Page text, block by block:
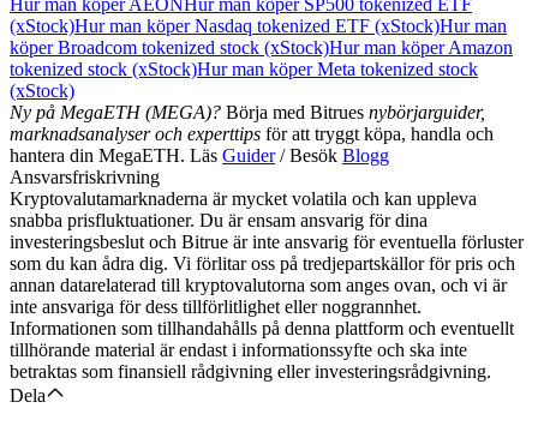
(xStock)Hur man köper Nasdaq tokenized ETF (xStock)Hur man
köper Broadcom tokenized stock (xStock)Hur man köper Amazon
tokenized stock (xStock)Hur man köper Meta tokenized stock
(xStock)
Ny på MegaETH (MEGA)? Börja med Bitrues nybörjarguider,
marknadsanalyser och experttips för att tryggt köpa, handla och
hantera din MegaETH. Läs Guider/ Besök Blogg
Ansvarsfriskrivning
Kryptovalutamarknaderna är mycket volatila och kan uppleva
snabba prisfluktuationer. Du är ensam ansvarig för dina
investeringsbeslut och Bitrue är inte ansvarig för eventuella förluster
som du kan ådra dig. Vi förlitar oss på tredjepartskällor för pris och
annan datarelaterad till kryptovalutorna som anges ovan, och vi är
inte ansvariga för dess tillförlitlighet eller noggrannhet.
Informationen som tillhandahålls på denna plattform och eventuellt
tillhörande material är endast i informationssyfte och ska inte
betraktas som finansiell rådgivning eller investeringsrådgivning.
Dela